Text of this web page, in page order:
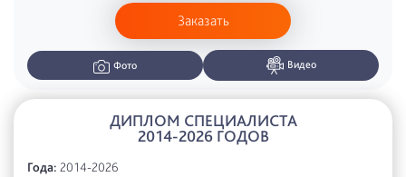
Заказать
Фото Видео
ДИПЛОМ СПЕЦИАЛИСТА
2014-2026 ГОДОВ
Года: 2014-2026